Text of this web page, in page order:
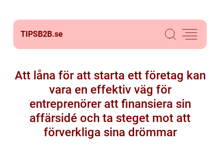
TIPSB2B.se
Att låna för att starta ett företag kan
vara en effektiv väg för
entreprenörer att finansiera sin
affärsidé och ta steget mot att
förverkliga sina drömmar